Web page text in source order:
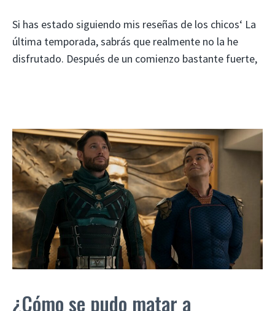
Si has estado siguiendo mis reseñas de los chicos‘ La
última temporada, sabrás que realmente no la he
disfrutado. Después de un comienzo bastante fuerte,
¿Cómo se pudo matar a